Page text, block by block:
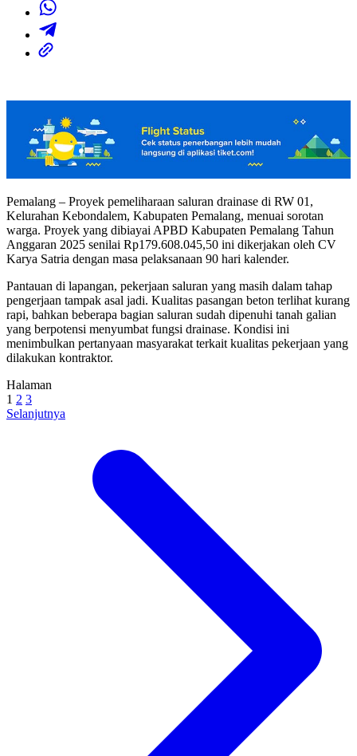
Pemalang – Proyek pemeliharaan saluran drainase di RW 01,
Kelurahan Kebondalem, Kabupaten Pemalang, menuai sorotan
warga. Proyek yang dibiayai APBD Kabupaten Pemalang Tahun
Anggaran 2025 senilai Rp179.608.045,50 ini dikerjakan oleh CV
Karya Satria dengan masa pelaksanaan 90 hari kalender.
Pantauan di lapangan, pekerjaan saluran yang masih dalam tahap
pengerjaan tampak asal jadi. Kualitas pasangan beton terlihat kurang
rapi, bahkan beberapa bagian saluran sudah dipenuhi tanah galian
yang berpotensi menyumbat fungsi drainase. Kondisi ini
menimbulkan pertanyaan masyarakat terkait kualitas pekerjaan yang
dilakukan kontraktor.
Halaman
1 2 3
Selanjutnya